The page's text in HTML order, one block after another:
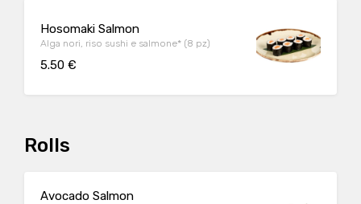
Hosomaki Salmon
Alga nori, riso sushi e salmone* (8 pz)
5.50 €
Rolls
Avocado Salmon